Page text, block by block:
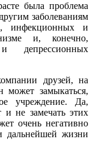
была проблема
заболеваниям
инфекционных и
и, конечно,
и депрессионных
друзей, на
замыкаться,
учреждение. Да,
не замечать этих
очень негативно
дальнейшей жизни